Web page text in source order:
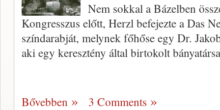
Nem sokkal a Bázelben
Kongresszus előtt, Herzl befejezte a Das
színdarabját, melynek főhőse egy Dr.
aki egy keresztény által birtokolt
Bővebben 3 Comments